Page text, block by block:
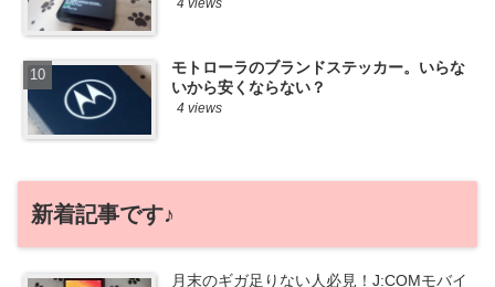
4 views
モトローラのブランドステッカー。いらな
いから安くならない？
4 views
新着記事です♪
月末のギガ足りない人必見！J:COMモバイ